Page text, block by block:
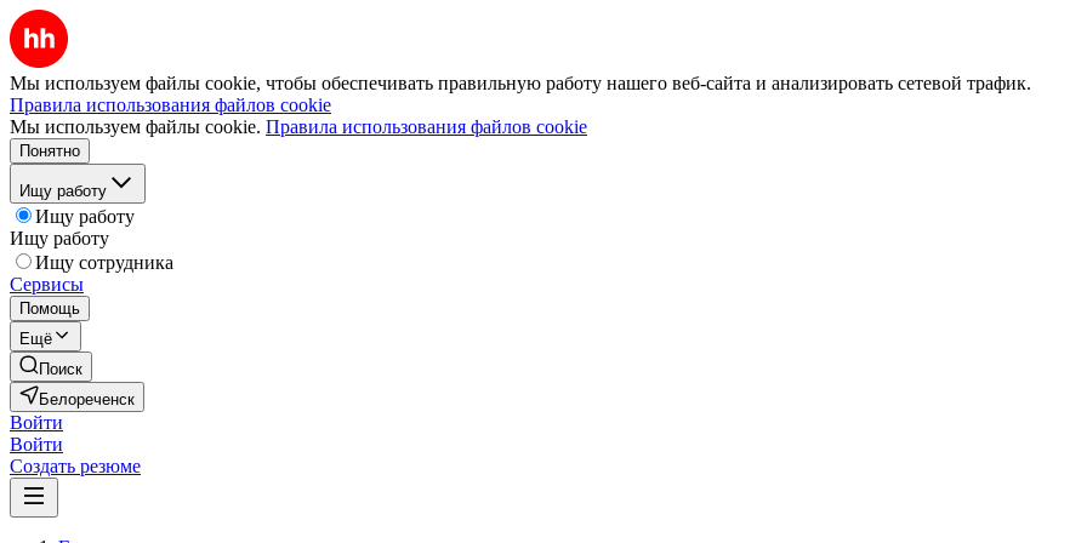
Мы используем файлы cookie, чтобы обеспечивать правильную работу нашего веб-сайта и анализировать сетевой трафик.
Правила использования файлов cookie
Мы используем файлы cookie. Правила использования файлов cookie
Понятно
Ищу работу
Ищу работу
Ищу работу
Ищу сотрудника
Сервисы
Помощь
Ещё
Поиск
Белореченск
Войти
Войти
Создать резюме